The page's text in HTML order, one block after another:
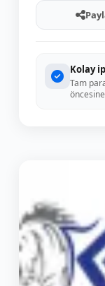
Kolay
Tam